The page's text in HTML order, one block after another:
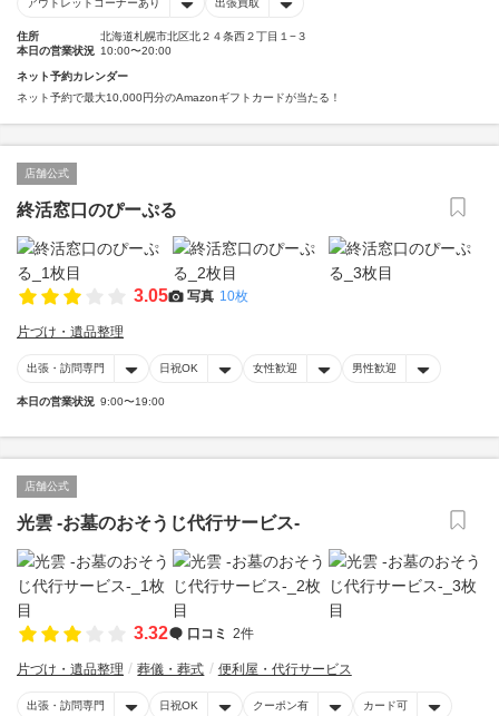
アウトレットコーナーあり 出張買取
住所
北海道札幌市北区北２４条西２丁目１−３
本日の営業状況 10:00〜20:00
ネット予約カレンダー
ネット予約で最大10,000円分のAmazonギフトカードが当たる！
店舗公式
終活窓口のぴーぷる
3.05 写真 10枚
片づけ・遺品整理
出張・訪問専門 日祝OK 女性歓迎 男性歓迎
本日の営業状況 9:00〜19:00
店舗公式
光雲 -お墓のおそうじ代行サービス-
3.32 口コミ 2件
片づけ・遺品整理 葬儀・葬式 便利屋・代行サービス
出張・訪問専門 日祝OK クーポン有 カード可